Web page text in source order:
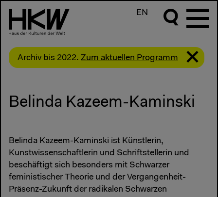
EN
Archiv bis 2022. Zum aktuellen Programm
Belinda Kazeem-Kaminski
Belinda Kazeem-Kaminski ist Künstlerin,
Kunstwissenschaftlerin und Schriftstellerin und
beschäftigt sich besonders mit Schwarzer
feministischer Theorie und der Vergangenheit-
Präsenz-Zukunft der radikalen Schwarzen